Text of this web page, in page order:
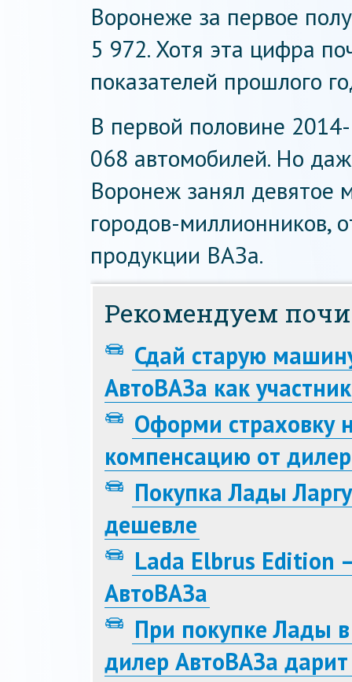
Воронеже за первое
5 972. Хотя эта цифра
показателей прошлого
В первой половине
068 автомобилей. Но
Воронеж занял девятое
городов-миллионников,
продукции ВАЗа.
Рекомендуем
Сдай старую
АвтоВАЗа как
Оформи страховку
компенсацию от
Покупка Лады
дешевле
Lada Elbrus Edition
АвтоВАЗа
При покупке Лады
дилер АвтоВАЗа